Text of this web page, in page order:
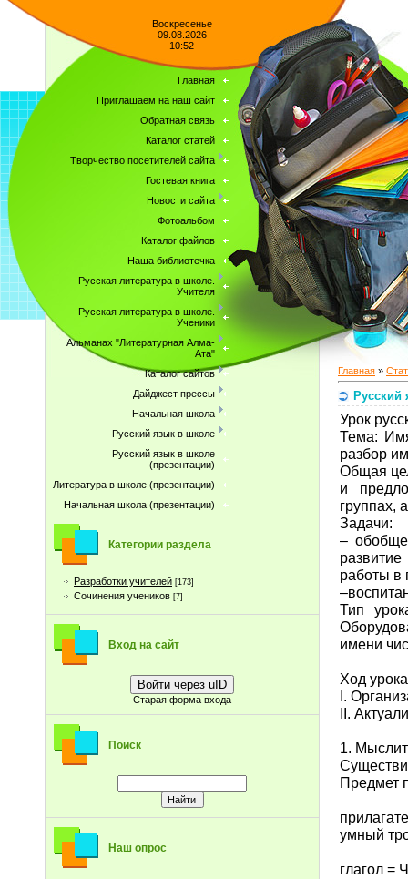
Воскресенье
09.08.2026
10:52
Главная
Приглашаем на наш сайт
Обратная связь
Каталог статей
Творчество посетителей сайта
Гостевая книга
Новости сайта
Фотоальбом
Каталог файлов
Наша библиотечка
Русская литература в школе.
Учителя
Русская литература в школе.
Ученики
Альманах "Литературная Алма-
Ата"
Каталог сайтов
Дайджест прессы
Начальная школа
Русский язык в школе
Русский язык в школе
(презентации)
Литература в школе (презентации)
Начальная школа (презентации)
Категории раздела
Разработки учителей [173]
Сочинения учеников [7]
Вход на сайт
Войти через uID
Старая форма входа
Поиск
Наш опрос
Главная »
Русский
Урок
Тема:
разбор
Общая
и
группах,
Задачи:
–
работы в
Тип
имени
Ход урока
I.
II.
1.
Предмет
умный
глагол =